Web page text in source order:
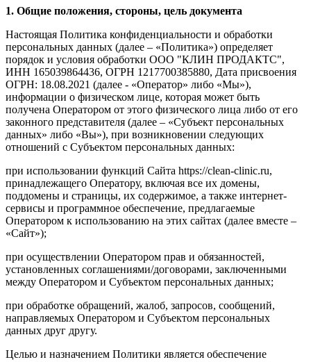
1. Общие положения, стороны, цель документа
Настоящая Политика конфиденциальности и обработки
персональных данных (далее – «Политика») определяет
порядок и условия обработки ООО "КЛИН ПРОДАКТС",
ИНН 165039864436, ОГРН 1217700385880, Дата присвоения
ОГРН: 18.08.2021 (далее - «Оператор» либо «Мы»),
информации о физическом лице, которая может быть
получена Оператором от этого физического лица либо от его
законного представителя (далее – «Субъект персональных
данных» либо «Вы»), при возникновении следующих
отношений с Субъектом персональных данных:
при использовании функций Сайта https://clean-clinic.ru,
принадлежащего Оператору, включая все их домены,
поддомены и страницы, их содержимое, а также интернет-
сервисы и программное обеспечение, предлагаемые
Оператором к использованию на этих сайтах (далее вместе –
«Сайт»);
при осуществлении Оператором прав и обязанностей,
установленных соглашениями/договорами, заключенными
между Оператором и Субъектом персональных данных;
при обработке обращений, жалоб, запросов, сообщений,
направляемых Оператором и Субъектом персональных
данных друг другу.
Целью и назначением Политики является обеспечение